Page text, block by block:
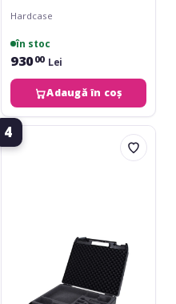
Hardcase
în stoc
93000 Lei
Adaugă în coș
4
Sennheiser
CC3